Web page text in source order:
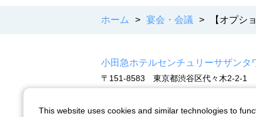
ホーム > 宴会・会議 > 【オプシ
小田急ホテルセンチュリーサザンタ
〒151-8583 東京都渋谷区代々木2-2-1
This website uses cookies and similar technologies to